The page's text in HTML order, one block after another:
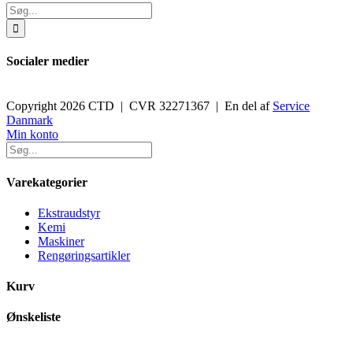
Søg
efter:
Socialer medier
Copyright 2026 CTD | CVR 32271367 | En del af Service
Danmark
Toggle
Sliding
Bar
Area
Min konto
Varekategorier
Ekstraudstyr
Kemi
Maskiner
Rengøringsartikler
Kurv
Ønskeliste